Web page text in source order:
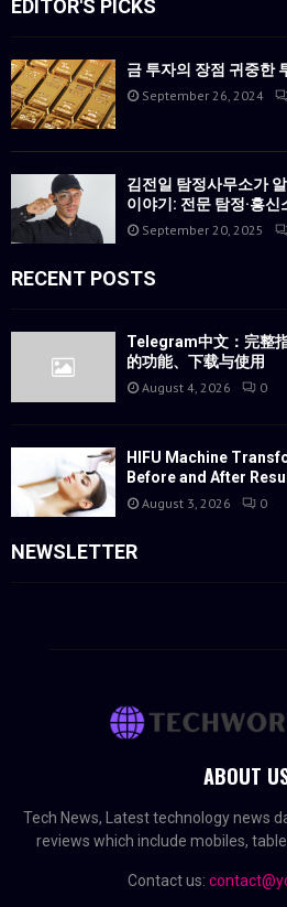
EDITOR'S PICKS
금 투자의 장점 귀중한
September 26, 2024
김전일 탐정사무소가
이야기: 전문 탐정·흥신
September 20, 2025
RECENT POSTS
Telegram中文：完整
的功能、下载与使用
August 4, 2026 0
HIFU Machine
Before and After
August 3, 2026 0
NEWSLETTER
ABOUT
Tech News, Latest technology news
reviews which include mobiles,
Contact us: